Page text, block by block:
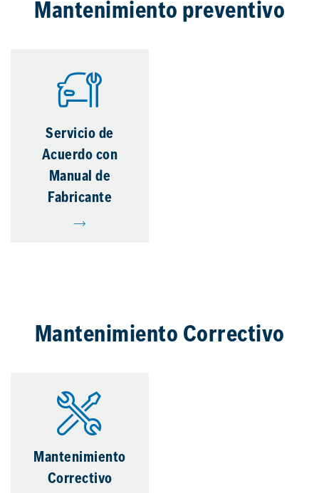
Mantenimiento preventivo
Servicio de
Acuerdo con
Manual de
Fabricante
Mantenimiento Correctivo
Mantenimiento
Correctivo